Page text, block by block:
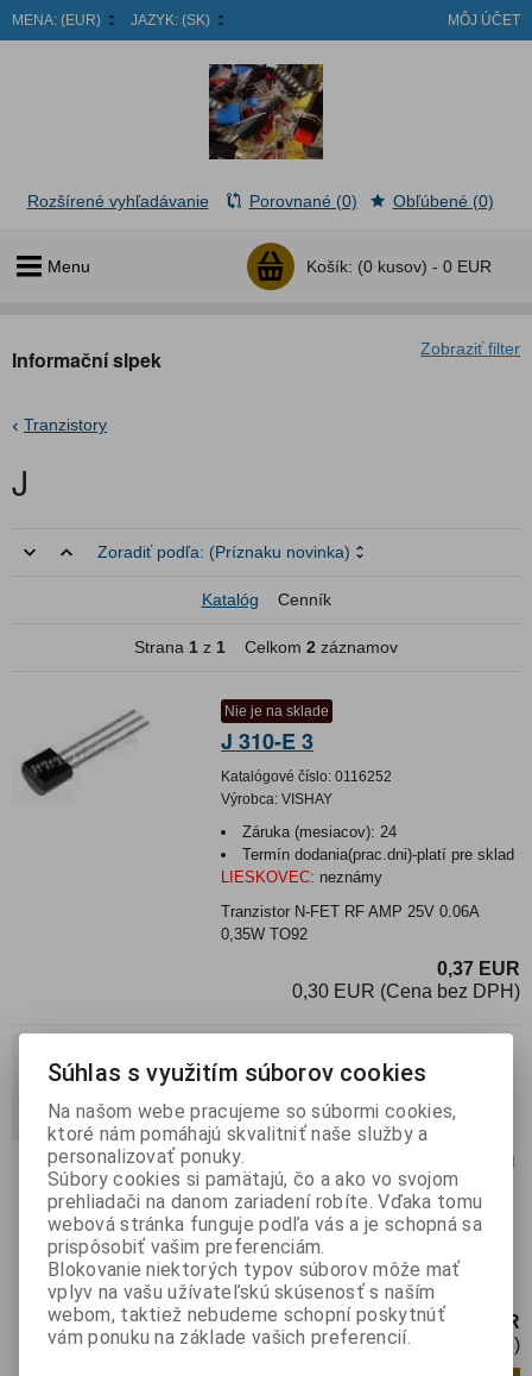
MENA: (EUR) JAZYK: (SK) MÔJ ÚČET
Menu Košík: (0 kusov) - 0 EUR
Rozšírené vyhľadávanie Porovnané (0) Obľúbené (0)
Zobraziť filter
Informační slpek
Tranzistory
J
Zoradiť podľa: (Príznaku novinka)
Katalóg Cenník
Strana 1 z 1 Celkom 2 záznamov
Nie je na sklade
J 310-E 3
Katalógové číslo: 0116252
Výrobca: VISHAY
Záruka (mesiacov): 24
Termín dodania(prac.dni)-platí pre sklad
LIESKOVEC: neznámy
Tranzistor N-FET RF AMP 25V 0.06A
0,35W TO92
0,37 EUR
0,30 EUR (Cena bez DPH)
Katalógové číslo: 0132958
Výrobca:FAIRCHILD SEMICONDUCTOR
Záruka (mesiacov):24
Termín dodania(prac.dni)-platí pre sklad
LIESKOVEC: skladom
Hmotnosť:0,00022 kg
Hmotnosť balenia:0,00022 kg
Tranzistor: N-JFET; unipolárny; 35V;
20mA; 350mW; TO92
0,23 EUR
0,19 EUR (Cena bez DPH)
Súhlas s využitím súborov cookies
Na našom webe pracujeme so súbormi cookies,
ktoré nám pomáhajú skvalitniť naše služby a
personalizovať ponuky.
Súbory cookies si pamätajú, čo a ako vo svojom
prehliadači na danom zariadení robíte. Vďaka tomu
webová stránka funguje podľa vás a je schopná sa
prispôsobiť vašim preferenciám.
Blokovanie niektorých typov súborov môže mať
vplyv na vašu užívateľskú skúsenosť s naším
webom, taktiež nebudeme schopní poskytnúť
vám ponuku na základe vašich preferencií.